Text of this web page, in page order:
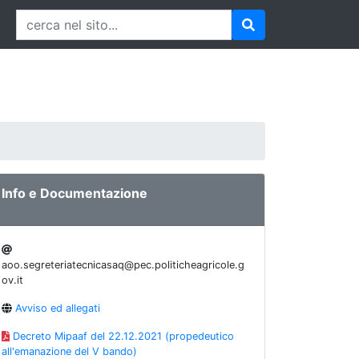
Info e Documentazione
aoo.segreteriatecnicasaq@pec.politicheagricole.g
ov.it
Avviso ed allegati
Decreto Mipaaf del 22.12.2021 (propedeutico
all'emanazione del V bando)